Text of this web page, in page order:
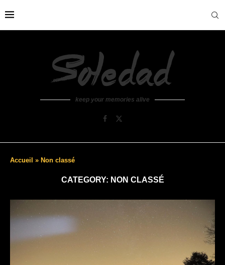
keep your memories alive
Accueil » Non classé
CATEGORY: NON CLASSÉ